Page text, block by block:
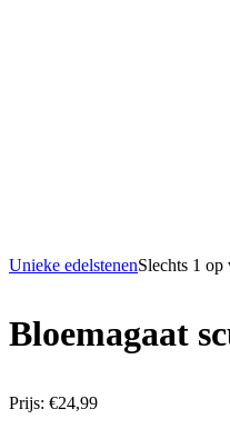
Unieke edelstenenSlechts 1 op
Bloemagaat
Prijs: €24,99